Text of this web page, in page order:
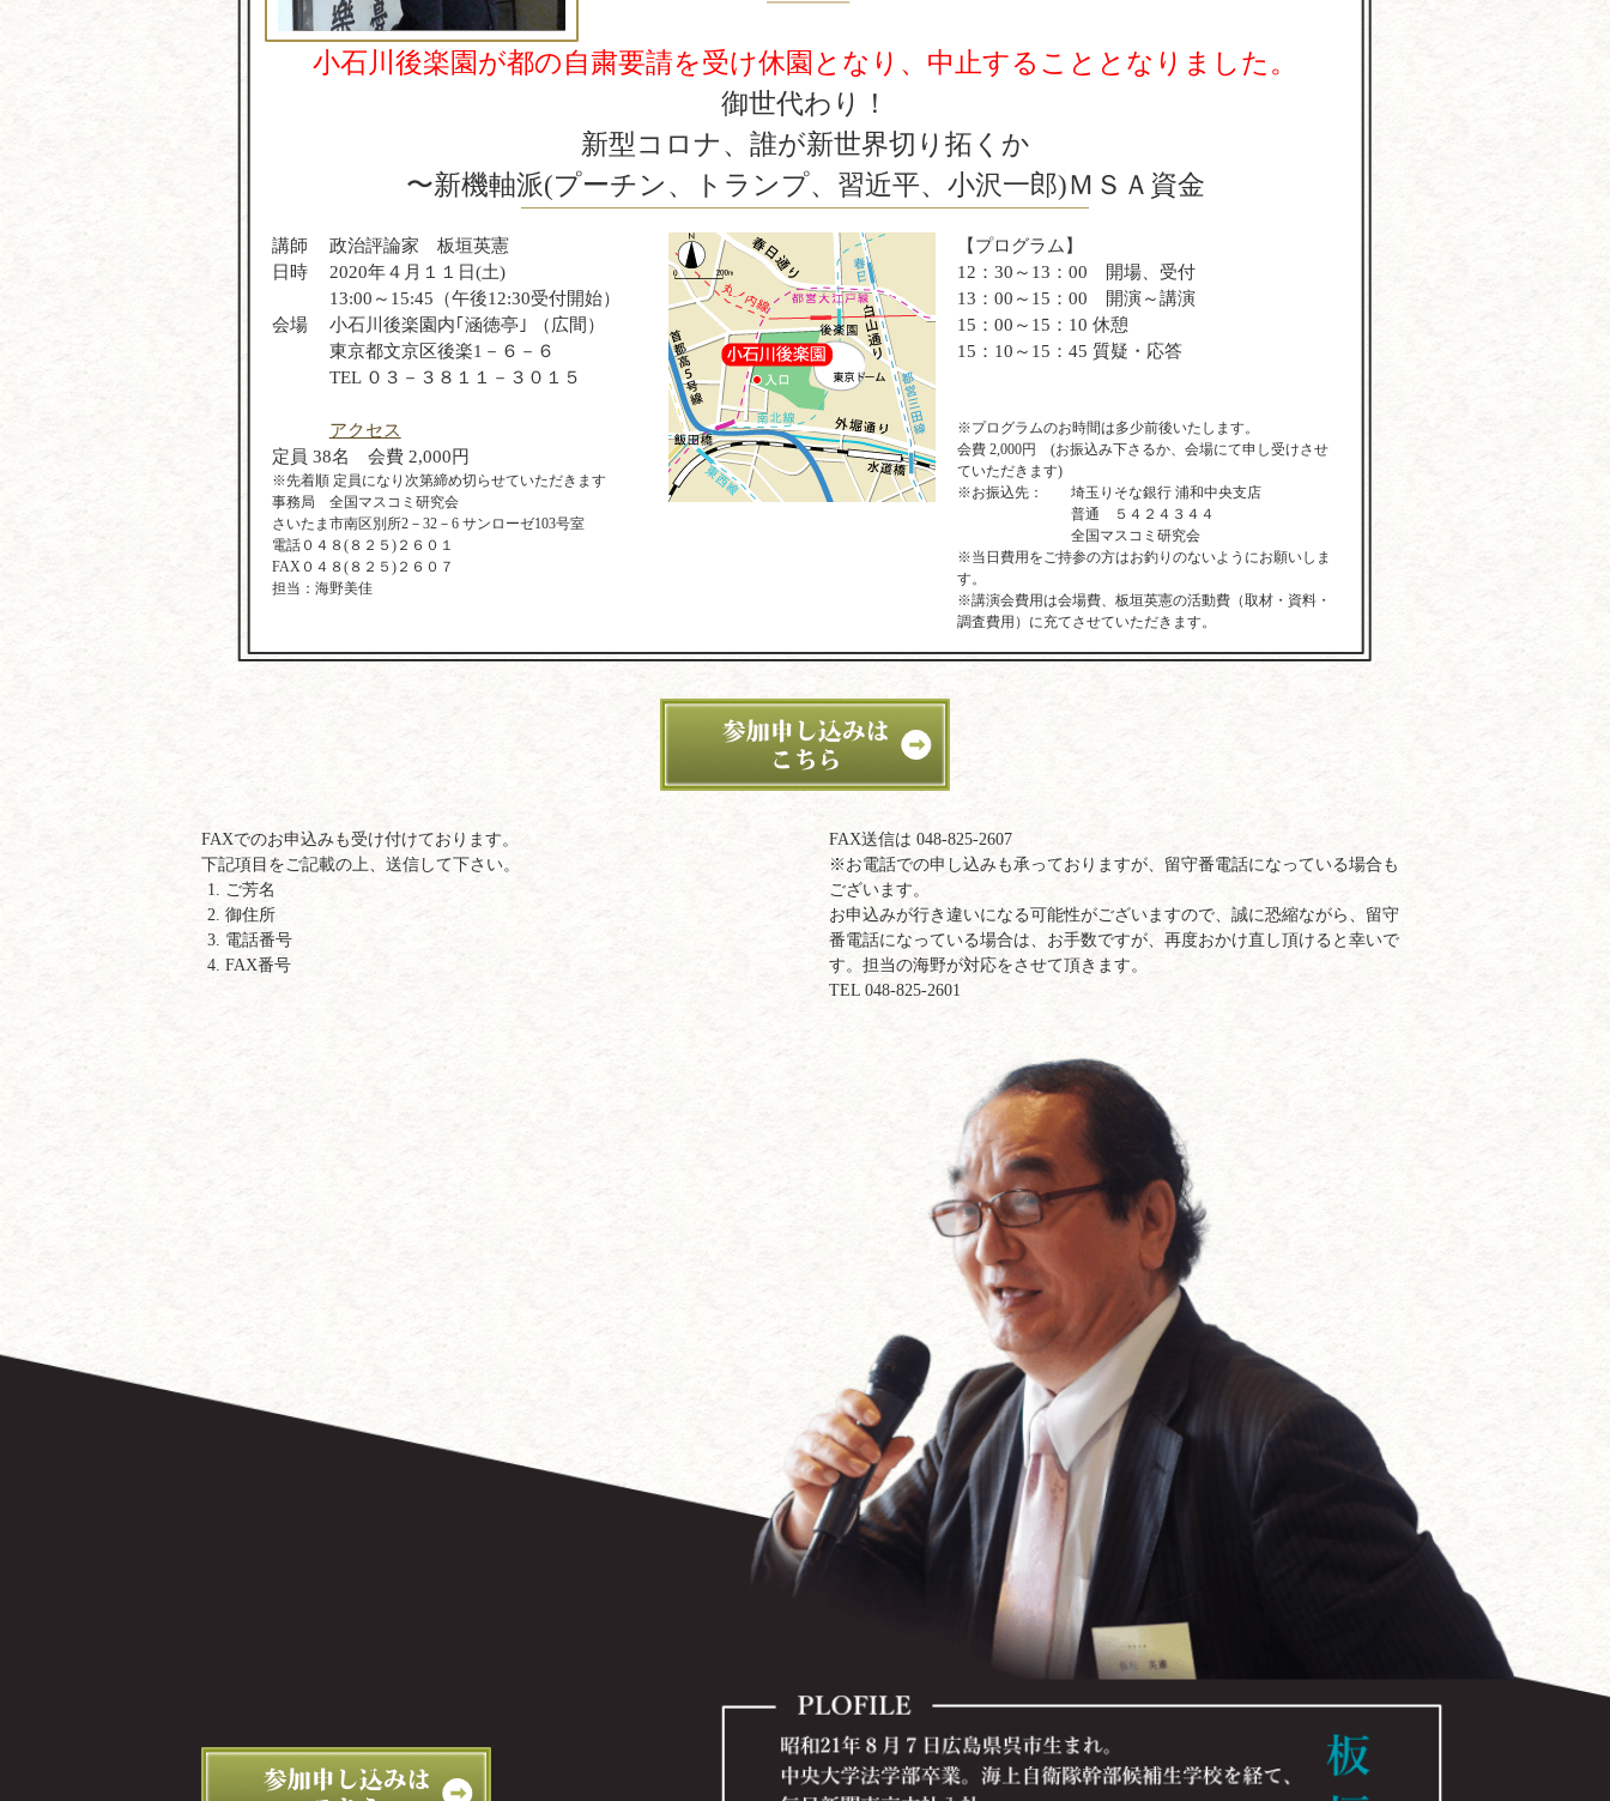
小石川後楽園が都の自粛要請を受け休園となり、中止することとなりました。
御世代わり！
新型コロナ、誰が新世界切り拓くか
〜新機軸派(プーチン、トランプ、習近平、小沢一郎)ＭＳＡ資金
講師
政治評論家 板垣英憲
日時
2020年４月１１日(土)
13:00～15:45（午後12:30受付開始）
会場
小石川後楽園内｢涵徳亭｣ （広間）
東京都文京区後楽1－６－６
TEL ０３－３８１１－３０１５
アクセス
定員 38名 会費 2,000円
※先着順 定員になり次第締め切らせていただきます
事務局 全国マスコミ研究会
さいたま市南区別所2－32－6 サンローゼ103号室
電話０４８(８２５)２６０１
FAX０４８(８２５)２６０７
担当：海野美佳
【プログラム】
12：30～13：00 開場、受付
13：00～15：00 開演～講演
15：00～15：10 休憩
15：10～15：45 質疑・応答
※プログラムのお時間は多少前後いたします。
会費 2,000円 (お振込み下さるか、会場にて申し受けさせ
ていただきます)
※お振込先：
埼玉りそな銀行 浦和中央支店
普通 ５４２４３４４
全国マスコミ研究会
※当日費用をご持参の方はお釣りのないようにお願いしま
す。
※講演会費用は会場費、板垣英憲の活動費（取材・資料・
調査費用）に充てさせていただきます。
FAXでのお申込みも受け付けております。
下記項目をご記載の上、送信して下さい。
ご芳名
御住所
電話番号
FAX番号
FAX送信は 048-825-2607
※お電話での申し込みも承っておりますが、留守番電話になっている場合も
ございます。
お申込みが行き違いになる可能性がございますので、誠に恐縮ながら、留守
番電話になっている場合は、お手数ですが、再度おかけ直し頂けると幸いで
す。担当の海野が対応をさせて頂きます。
TEL 048-825-2601